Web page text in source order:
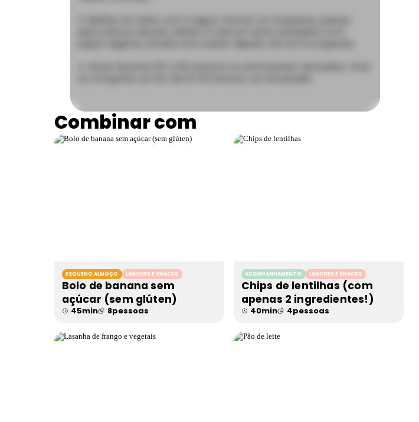
Combinar com
PEQUENO ALMOÇO LANCHES E SNACKS
Bolo de banana sem
açúcar (sem glúten)
45min 8pessoas
ACOMPANHAMENTO LANCHES E SNACKS
Chips de lentilhas (com
apenas 2 ingredientes!)
40min 4pessoas